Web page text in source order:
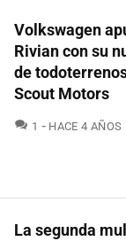
Volkswagen
Rivian con su
de
Scout Motors
1 COMENTARIOS
HACE 4 AÑOS
La segunda